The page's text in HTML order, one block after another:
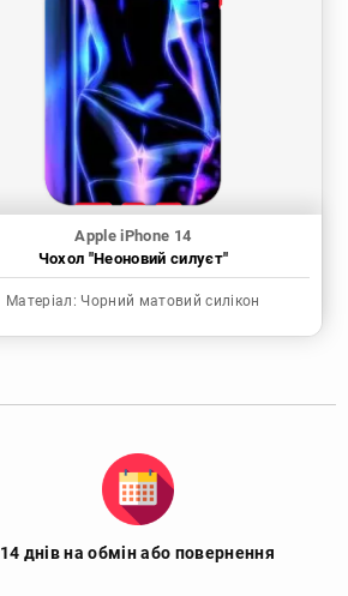
Apple iPhone 14
Чохол "Неоновий силуєт"
Матеріал: Чорний матовий силікон
14 днів на обмін або повернення